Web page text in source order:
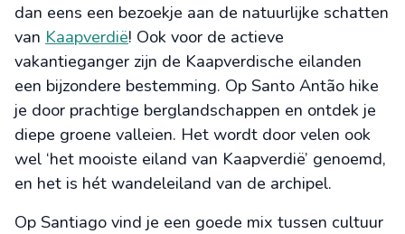
dan eens een bezoekje aan de natuurlijke schatten
van Kaapverdië! Ook voor de actieve
vakantieganger zijn de Kaapverdische eilanden
een bijzondere bestemming. Op Santo Antão hike
je door prachtige berglandschappen en ontdek je
diepe groene valleien. Het wordt door velen ook
wel ‘het mooiste eiland van Kaapverdië’ genoemd,
en het is hét wandeleiland van de archipel.
Op Santiago vind je een goede mix tussen cultuur